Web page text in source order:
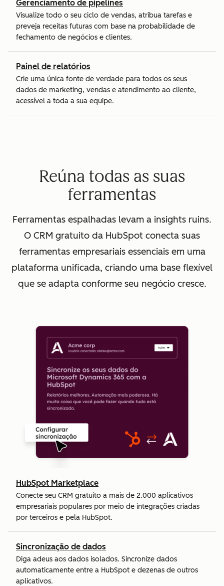
Gerenciamento de pipelines
Visualize todo o seu ciclo de vendas, atribua tarefas e
preveja receitas futuras com base na probabilidade de
fechamento de negócios e clientes.
Painel de relatórios
Crie uma única fonte de verdade para todos os seus
dados de marketing, vendas e atendimento ao cliente,
acessível a toda a sua equipe.
Reúna todas as suas
ferramentas
Ferramentas espalhadas levam a insights ruins.
O CRM gratuito da HubSpot conecta suas
ferramentas empresariais essenciais em uma
plataforma unificada, criando uma base flexível
que se adapta conforme seu negócio cresce.
HubSpot Marketplace
Conecte seu CRM gratuito a mais de 2.000 aplicativos
empresariais populares por meio de integrações criadas
por terceiros e pela HubSpot.
Sincronização de dados
Diga adeus aos dados isolados. Sincronize dados
automaticamente entre a HubSpot e dezenas de outros
aplicativos.